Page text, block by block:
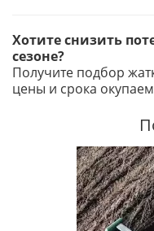
Хотите снизить
сезоне?
Получите подбор
цены и срока